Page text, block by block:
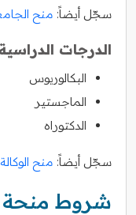
سجّل أيضاً: منح
الدرجات
البكالوريوس
الماجستير
الدكتوراه
سجّل أيضاً: منح
شروط منحة